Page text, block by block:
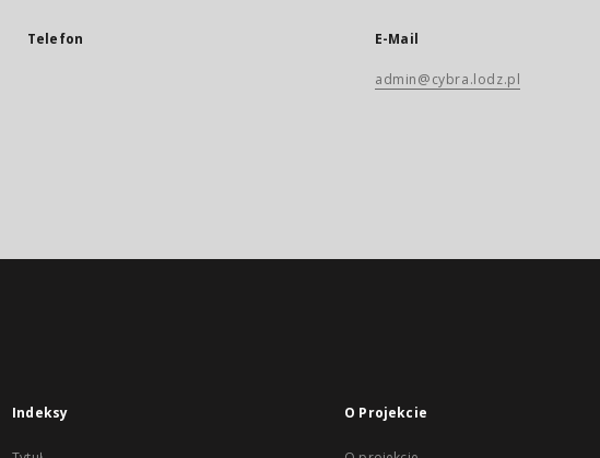
Telefon E-Mail
admin@cybra.lodz.pl
Indeksy O Projekcie